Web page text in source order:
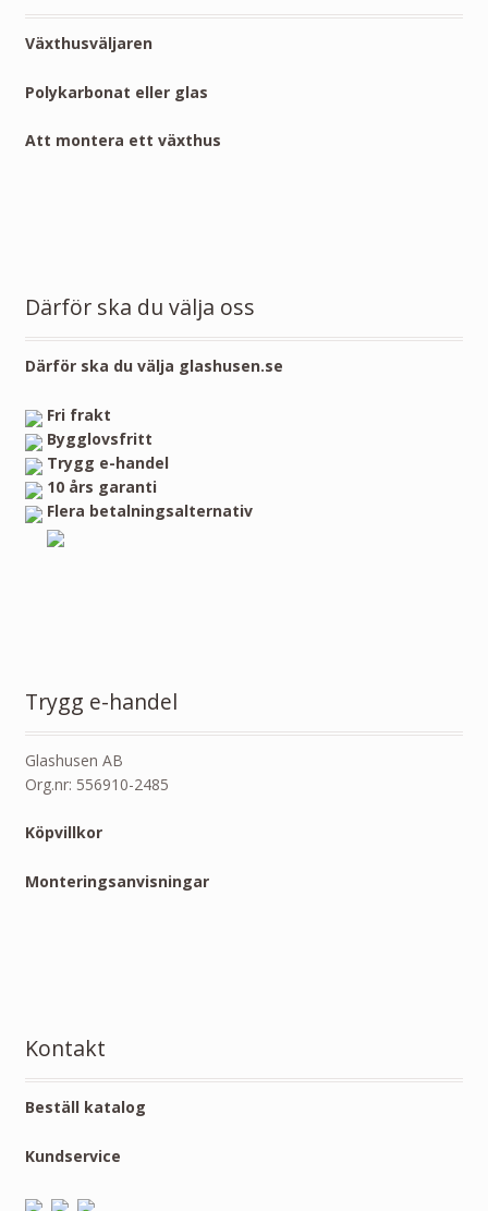
Växthusväljaren
Polykarbonat eller glas
Att montera ett växthus
Därför ska du välja oss
Därför ska du välja glashusen.se
Fri frakt
Bygglovsfritt
Trygg e-handel
10 års garanti
Flera betalningsalternativ
Trygg e-handel
Glashusen AB
Org.nr: 556910-2485
Köpvillkor
Monteringsanvisningar
Kontakt
Beställ katalog
Kundservice